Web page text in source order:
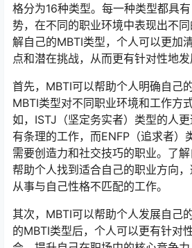
格分为16种类型。每一种类型都具
势，在不同的职业环境中表现出不
解自己的MBTI类型，个人可以更加
点和潜在挑战，从而更有针对性地发
首先，MBTI可以帮助个人明确自己
MBTI类型对不同职业环境和工作方
如，ISTJ（坚定务实者）类型的人更
有条理的工作，而ENFP（追求者）
需要创造力和社交技巧的职业。了
帮助个人找到适合自己的职业方向，
从事与自己性格不匹配的工作。
其次，MBTI可以帮助个人发展自己
的MBTI类型后，个人可以更有针对